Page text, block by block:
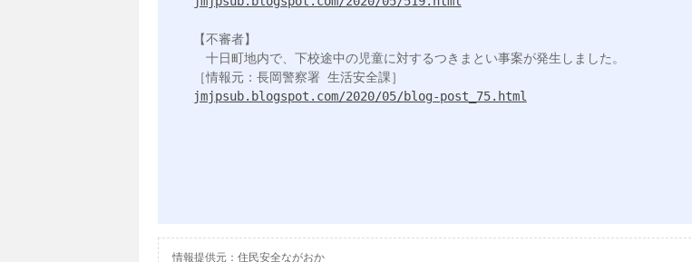
【不審者】
十日町地内で、下校途中の児童に対するつきまとい事案が発生しました。
jmjpsub.blogspot.com/2020/05/blog-post_75.html
情報提供元：住民安全ながおか